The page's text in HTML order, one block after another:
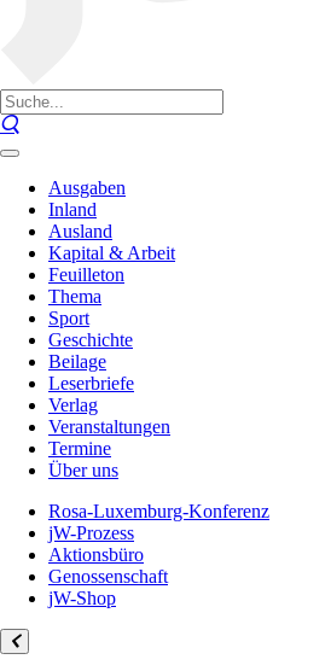
Ausgaben
Inland
Ausland
Kapital & Arbeit
Feuilleton
Thema
Sport
Geschichte
Beilage
Leserbriefe
Verlag
Veranstaltungen
Termine
Über uns
Rosa-Luxemburg-Konferenz
jW-Prozess
Aktionsbüro
Genossenschaft
jW-Shop